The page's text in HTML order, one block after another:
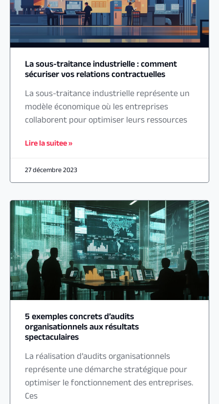
La sous-traitance industrielle : comment
sécuriser vos relations contractuelles
La sous-traitance industrielle représente un
modèle économique où les entreprises
collaborent pour optimiser leurs ressources
Lire la suitee »
27 décembre 2023
5 exemples concrets d’audits
organisationnels aux résultats
spectaculaires
La réalisation d’audits organisationnels
représente une démarche stratégique pour
optimiser le fonctionnement des entreprises.
Ces